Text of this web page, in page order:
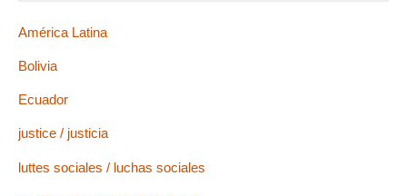
América Latina
Bolivia
Ecuador
justice / justicia
luttes sociales / luchas sociales